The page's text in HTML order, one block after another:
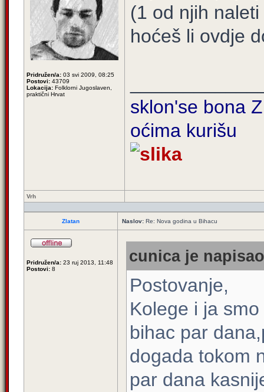
Pridružen/a: 03 svi 2009, 08:25
Postovi: 43709
Lokacija: Folklorni Jugoslaven,
praktični Hrvat
(1 od njih
hoćeš li ovdje
sklon'se bona
oćima kurišu
Vrh
Zlatan Naslov: Re: Nova godina u Bihacu
Pridružen/a: 23 ruj 2013, 11:48
Postovi: 8
cunica je
Postovanje,
Kolege i ja
bihac par
dogada tokom
par dana